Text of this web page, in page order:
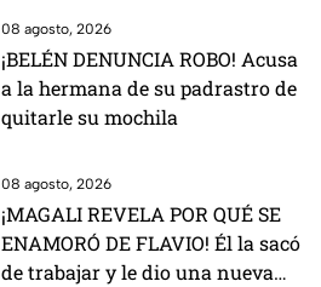
08 agosto, 2026
¡BELÉN DENUNCIA ROBO! Acusa
a la hermana de su padrastro de
quitarle su mochila
08 agosto, 2026
¡MAGALI REVELA POR QUÉ SE
ENAMORÓ DE FLAVIO! Él la sacó
de trabajar y le dio una nueva